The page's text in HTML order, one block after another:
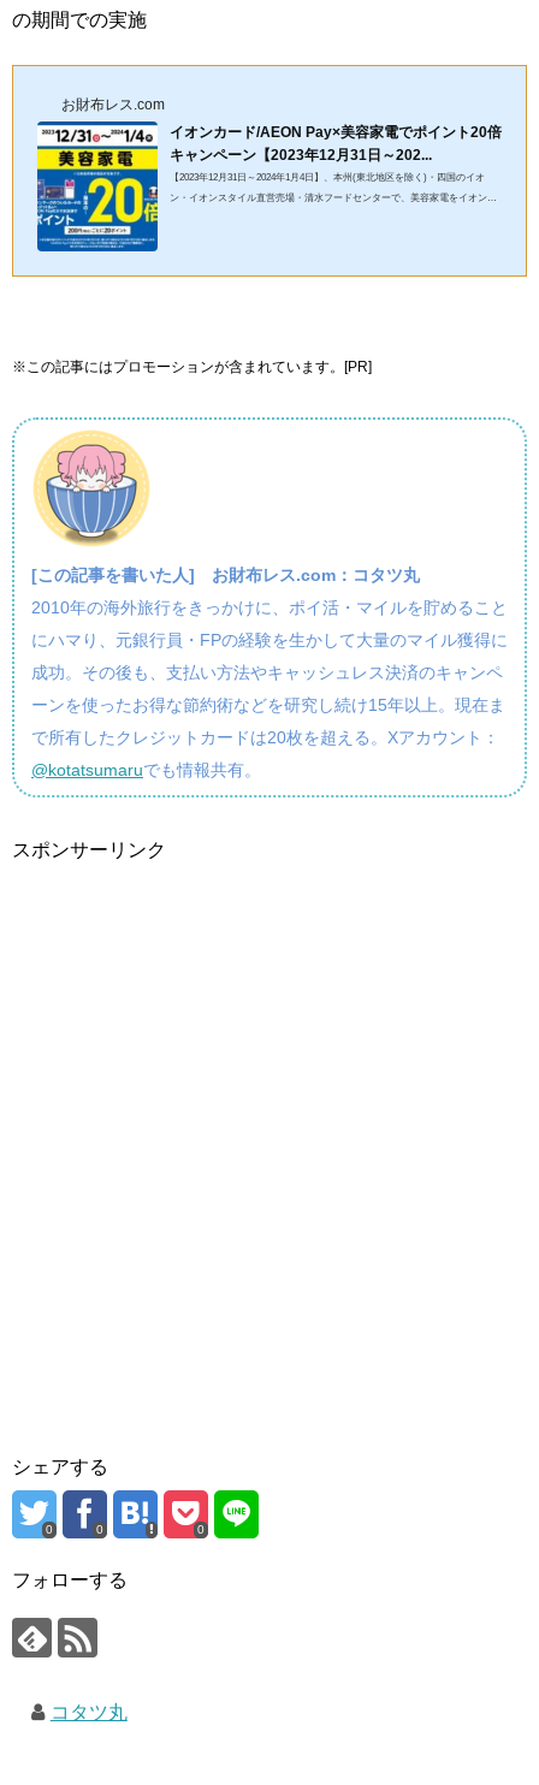
の期間での実施
お財布レス.com
イオンカード/AEON Pay×美容家電でポイント20倍
キャンペーン【2023年12月31日～202...
【2023年12月31日～2024年1月4日】、本州(東北地区を除く)・四国のイオ
ン・イオンスタイル直営売場・清水フードセンターで、美容家電をイオンカ
※この記事にはプロモーションが含まれています。[PR]
[この記事を書いた人] お財布レス.com：コタツ丸
2010年の海外旅行をきっかけに、ポイ活・マイルを貯めること
にハマり、元銀行員・FPの経験を生かして大量のマイル獲得に
成功。その後も、支払い方法やキャッシュレス決済のキャンペ
ーンを使ったお得な節約術などを研究し続け15年以上。現在ま
で所有したクレジットカードは20枚を超える。Xアカウント：
@kotatsumaruでも情報共有。
スポンサーリンク
シェアする
0 0 0
フォローする
コタツ丸